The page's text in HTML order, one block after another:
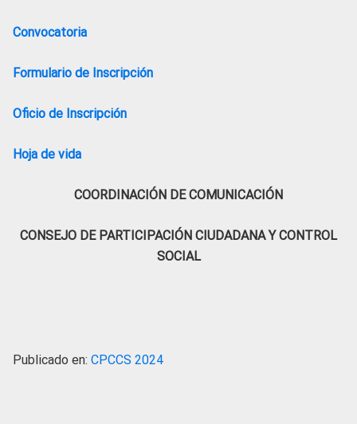
Convocatoria
Formulario de Inscripción
Oficio de Inscripción
Hoja de vida
COORDINACIÓN DE COMUNICACIÓN
CONSEJO DE PARTICIPACIÓN CIUDADANA Y CONTROL
SOCIAL
Publicado en: CPCCS 2024